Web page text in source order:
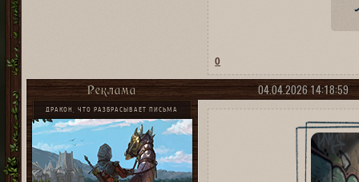
0
04.04.2026 14:18:59
Реклама
ДРАКОН, ЧТО РАЗБРАСЫВАЕТ ПИСЬМА